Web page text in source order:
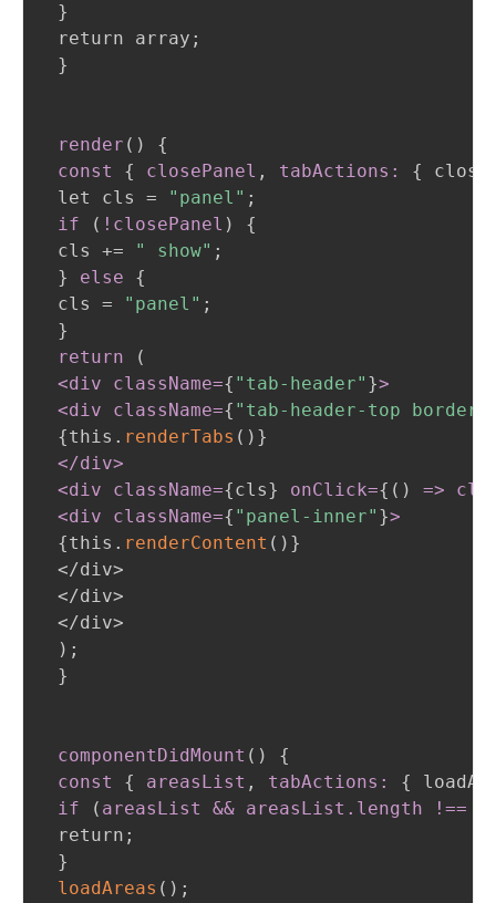
}
return array ;
}
render ( )
{
const
{ closePanel , tabActions: {
let cls =
"panel" ;
if
( !closePanel )
{
cls +=
" show" ;
}
else
{
cls =
"panel" ;
}
return
(
<div className={ "tab-header" }>
<div className={ "tab-header-top border-
{this. renderTabs ( ) }
</div>
<div className={cls} onClick={ ( ) =>
<div className={ "panel-inner" }>
{this. renderContent ( ) }
</div>
</div>
</div>
) ;
}
componentDidMount ( )
{
const
{ areasList , tabActions: {
if
( areasList && areasList .length !== 1
return ;
}
loadAreas ( ) ;